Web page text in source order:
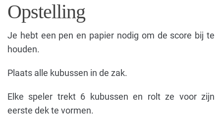
Opstelling
Je hebt een pen en papier nodig om de score bij te
houden.
Plaats alle kubussen in de zak.
Elke speler trekt 6 kubussen en rolt ze voor zijn
eerste dek te vormen.